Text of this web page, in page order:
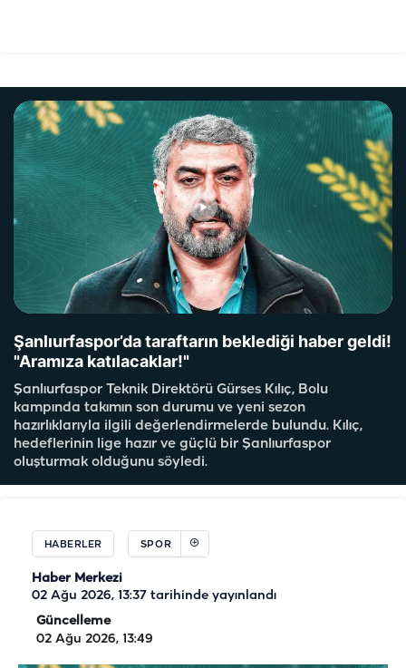
Şanlıurfaspor’da taraftarın beklediği haber geldi!
"Aramıza katılacaklar!"
Şanlıurfaspor Teknik Direktörü Gürses Kılıç, Bolu
kampında takımın son durumu ve yeni sezon
hazırlıklarıyla ilgili değerlendirmelerde bulundu. Kılıç,
hedeflerinin lige hazır ve güçlü bir Şanlıurfaspor
oluşturmak olduğunu söyledi.
HABERLER SPOR
Haber Merkezi
02 Ağu 2026, 13:37 tarihinde yayınlandı
Güncelleme
02 Ağu 2026, 13:49